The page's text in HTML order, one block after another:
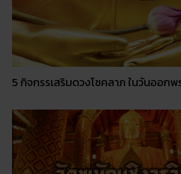
5 กิจกรรเสริมดวงโชคลาภ ในวันออกพร